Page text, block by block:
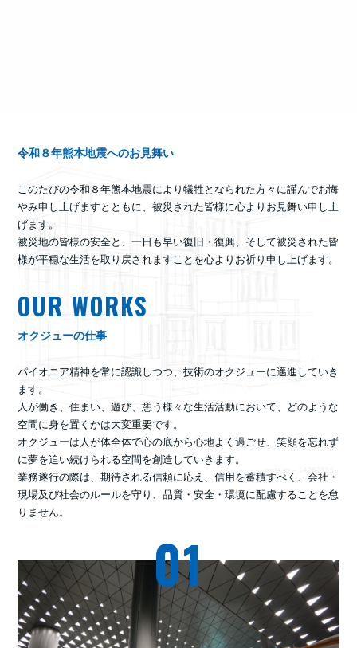
令和８年熊本地震へのお見舞い
このたびの令和８年熊本地震により犠牲となられた方々に謹んでお悔
やみ申し上げますとともに、被災された皆様に心よりお見舞い申し上
げます。
被災地の皆様の安全と、一日も早い復旧・復興、そして被災された皆
様が平穏な生活を取り戻されますことを心よりお祈り申し上げます。
OUR WORKS
オクジューの仕事
パイオニア精神を常に認識しつつ、技術のオクジューに邁進していき
ます。
人が働き、住まい、遊び、憩う様々な生活活動において、どのような
空間に身を置くかは大変重要です。
オクジューは人が体全体で心の底から心地よく過ごせ、笑顔を忘れず
に夢を追い続けられる空間を創造していきます。
業務遂行の際は、期待される信頼に応え、信用を蓄積すべく、会社・
現場及び社会のルールを守り、品質・安全・環境に配慮することを怠
りません。
01